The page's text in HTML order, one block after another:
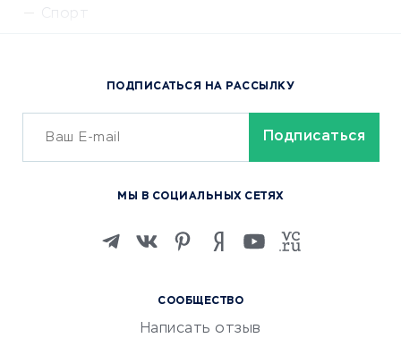
Спорт
Сервисы доставки
ОБУЧЕНИЕ И РАБОТА
Изучение иностранных
Маркетинг и продажи
Репетиторство
СООБЩЕСТВО
Написать отзыв
ПОДПИСАТЬСЯ НА РАССЫЛКУ
МЫ В СОЦИАЛЬНЫХ СЕТЯХ